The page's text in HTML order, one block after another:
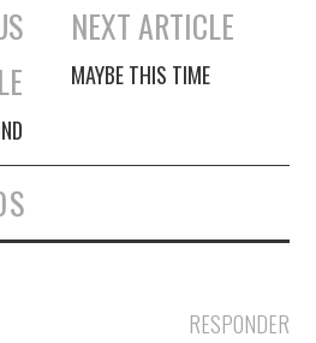
NEXT ARTICLE
MAYBE THIS TIME
RESPONDER